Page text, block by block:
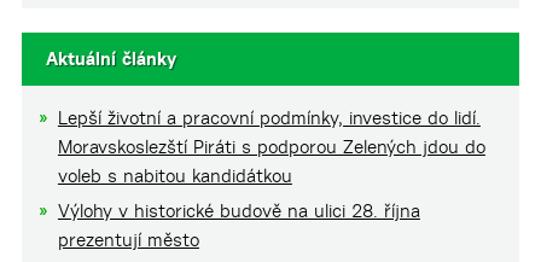
Aktuální články
Lepší životní a pracovní podmínky, investice do lidí.
Moravskoslezští Piráti s podporou Zelených jdou do
voleb s nabitou kandidátkou
Výlohy v historické budově na ulici 28. října
prezentují město